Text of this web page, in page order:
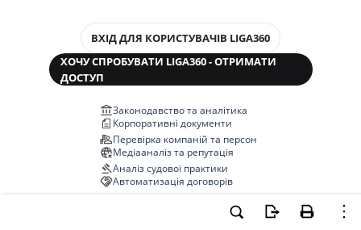
ВХІД ДЛЯ КОРИСТУВАЧІВ LIGA360
ХОЧУ СПРОБУВАТИ LIGA360 - ОТРИМАТИ
ДОСТУП
Законодавство та аналітика
Корпоративні документи
Перевірка компаній та персон
Медіааналіз та репутація
Аналіз судової практики
Автоматизація договорів
НОВА LIGA360 ЗМІНЮЄ ВСЕ!